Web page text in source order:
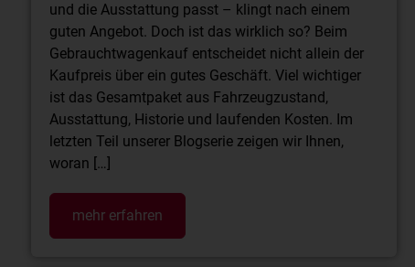
und die Ausstattung passt – klingt nach einem
guten Angebot. Doch ist das wirklich so? Beim
Gebrauchtwagenkauf entscheidet nicht allein der
Kaufpreis über ein gutes Geschäft. Viel wichtiger
ist das Gesamtpaket aus Fahrzeugzustand,
Ausstattung, Historie und laufenden Kosten. Im
letzten Teil unserer Blogserie zeigen wir Ihnen,
woran […]
mehr erfahren